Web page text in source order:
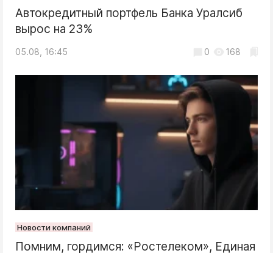
Автокредитный портфель Банка Уралсиб
вырос на 23%
05.08, 16:45 0 168
Новости компаний
Помним, гордимся: «Ростелеком», Единая